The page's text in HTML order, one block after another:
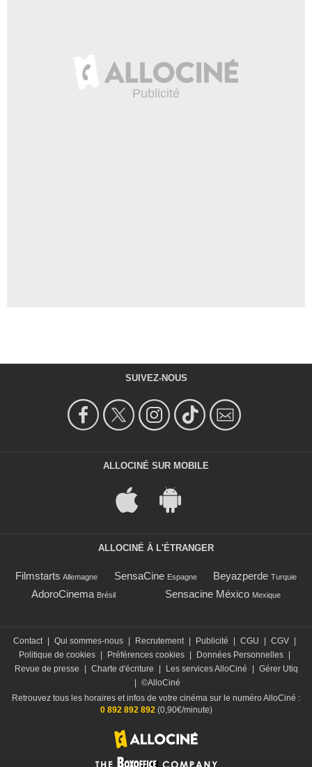
SUIVEZ-NOUS
ALLOCINÉ SUR MOBILE
ALLOCINÉ À L'ÉTRANGER
Filmstarts Allemagne SensaCine Espagne Beyazperde Turquie
AdoroCinema Brésil Sensacine México Mexique
Contact Qui sommes-nous Recrutement Publicité CGU CGV
Politique de cookies
Préférences cookies Données Personnelles
Revue de presse
Charte d'écriture Les services AlloCiné
Gérer Utiq
©AlloCiné
Retrouvez tous les horaires et infos de votre cinéma sur le numéro AlloCiné :
0 892 892 892(0,90€/minute)